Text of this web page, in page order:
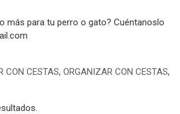
más para tu perro o gato? Cuéntanoslo
CON CESTAS, ORGANIZAR CON CESTAS,